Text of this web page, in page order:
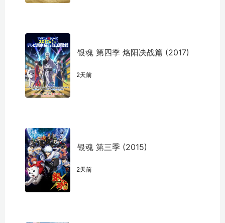
银魂 第四季 烙阳决战篇 (2017)
2天前
银魂 第三季 (2015)
2天前